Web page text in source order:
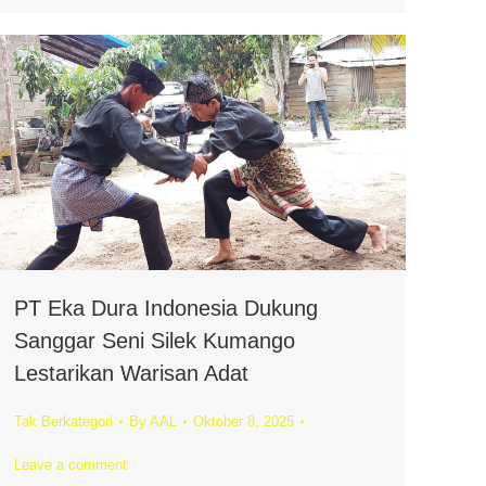
PT Eka Dura Indonesia Dukung
Sanggar Seni Silek Kumango
Lestarikan Warisan Adat
Tak Berkategori By AAL Oktober 8, 2025
Leave a comment